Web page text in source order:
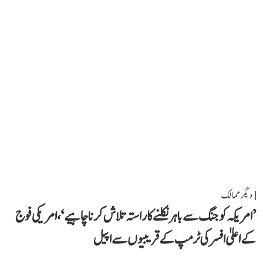
دیگر ممالک
’امریکہ کو جنگ سے باہر نکلنے کا راستہ تلاش کرنا چاہیے‘، امریکی فوج
کے اعلیٰ افسر کی ٹرمپ کے قریبیوں سے اپیل